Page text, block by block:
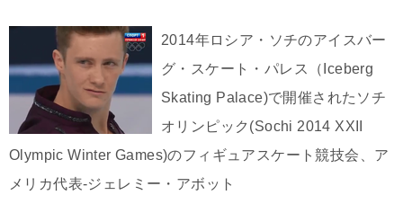
2014年ロシア・ソチのアイスバー
グ・スケート・パレス（Iceberg
Skating Palace)で開催されたソチ
オリンピック(Sochi 2014 XXII
Olympic Winter Games)のフィギュアスケート競技会、ア
メリカ代表-ジェレミー・アボット